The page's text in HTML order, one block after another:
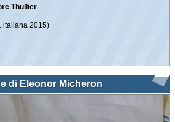
Thullier
italiana 2015)
di Eleonor Micheron